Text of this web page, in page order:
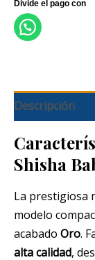
Descripción
Shisha
La prestigiosa
modelo
acabado Oro.
alta calidad,